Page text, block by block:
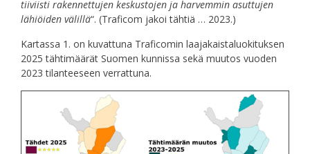
tiiviisti rakennettujen keskustojen ja harvemmin asuttujen
lähiöiden välillä“. (Traficom jakoi tähtiä … 2023.)
Kartassa 1. on kuvattuna Traficomin laajakaistaluokituksen
2025 tähtimäärät Suomen kunnissa sekä muutos vuoden
2023 tilanteeseen verrattuna.